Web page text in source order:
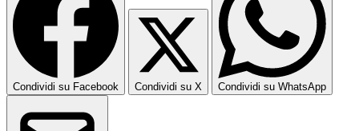
Condividi su Facebook Condividi su X Condividi su WhatsApp